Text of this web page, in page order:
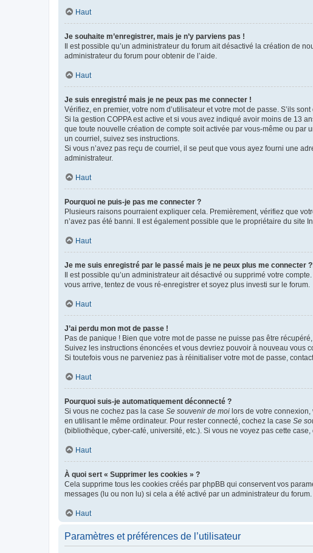
Haut
Je souhaite m’enregistrer, mais je n’y parviens pas !
Il est possible qu’un administrateur du forum ait désactivé la création de
administrateur du forum pour obtenir de l’aide.
Haut
Je suis enregistré mais je ne peux pas me connecter !
Vérifiez, en premier, votre nom d’utilisateur et votre mot de passe. S’ils
Si la gestion COPPA est active et si vous avez indiqué avoir moins de 13
que toute nouvelle création de compte soit activée par vous-même ou par
un courriel, suivez ses instructions.
Si vous n’avez pas reçu de courriel, il se peut que vous ayez fourni une
administrateur.
Haut
Pourquoi ne puis-je pas me connecter ?
Plusieurs raisons pourraient expliquer cela. Premièrement, vérifiez que
n’avez pas été banni. Il est également possible que le propriétaire du site
Haut
Je me suis enregistré par le passé mais je ne peux plus me connecter
Il est possible qu’un administrateur ait désactivé ou supprimé votre
vous arrive, tentez de vous ré-enregistrer et soyez plus investi sur le forum.
Haut
J’ai perdu mon mot de passe !
Pas de panique ! Bien que votre mot de passe ne puisse pas être
Suivez les instructions énoncées et vous devriez pouvoir à nouveau vous
Si toutefois vous ne parveniez pas à réinitialiser votre mot de passe,
Haut
Pourquoi suis-je automatiquement déconnecté ?
Si vous ne cochez pas la case Se souvenir de moi lors de votre connexion,
en utilisant le même ordinateur. Pour rester connecté, cochez la case Se
(bibliothèque, cyber-café, université, etc.). Si vous ne voyez pas cette
Haut
À quoi sert « Supprimer les cookies » ?
Cela supprime tous les cookies créés par phpBB qui conservent vos
messages (lu ou non lu) si cela a été activé par un administrateur du
Haut
Paramètres et préférences de l’utilisateur